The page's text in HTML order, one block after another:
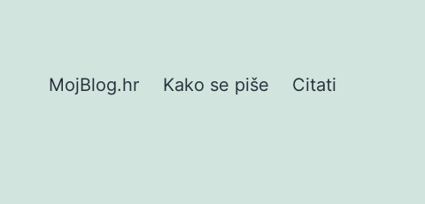
MojBlog.hr Kako se piše Citati